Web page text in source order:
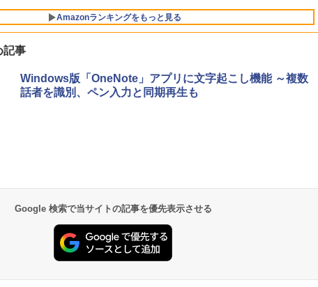
Retinaディスプレ
イ、16GBユニファイ
ドメモリ、1TB SSD
ド、Touch ID - シル
バー
FMVWK3E15W_AZ
Amazonランキングをもっと見る
ゲームコード】 ロ
1,600
版|Windows11、
￥39,582
インゲームコード】
ラインコード版
￥3,200
(はぴーイラスト
マニュアル AI副業に
もKindle出版にも！
非エンジニアのため
のAIコーディング入
￥99
￥1,292
バッテリー、6イン
籍リーダー、ブラ
ク、16GB、広告な
16,980
るさ自動調整、色調
持続バッテリー、広
告なし、メタリック
ブラック
￥27,980
レイ、色調調節ライ
ッテリー、広告無
し、ブラック (2025
年発売)
￥31,980
記事
Windows版「OneNote」アプリに文字起こし機能 ～複数
話者を識別、ペン入力と同期再生も
Google 検索で当サイトの記事を優先表示させる